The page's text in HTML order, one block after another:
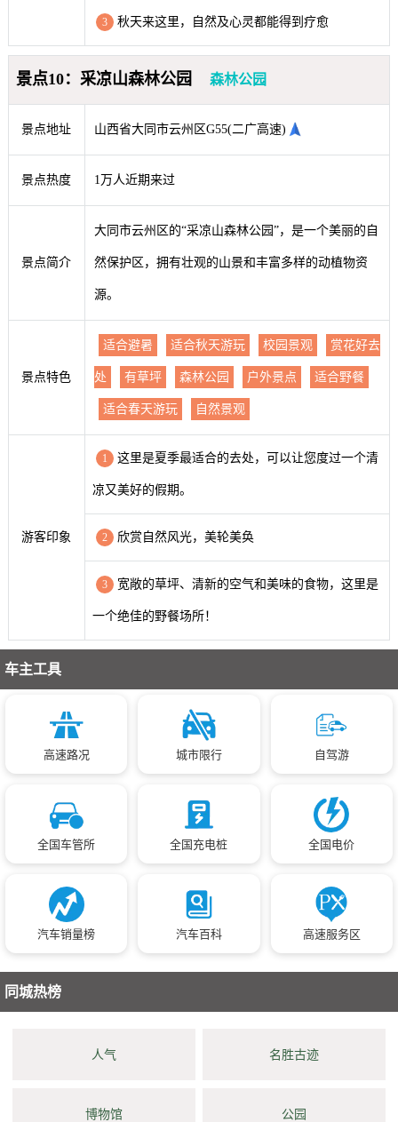
3 秋天来这里，自然及心灵都能得到疗愈
景点10：采凉山森林公园 森林公园
景点地址 山西省大同市云州区G55(二广高速)
景点热度 1万人近期来过
景点简介
大同市云州区的“采凉山森林公园”，是一个美丽的自
然保护区，拥有壮观的山景和丰富多样的动植物资
源。
景点特色
适合避暑 适合秋天游玩 校园景观 赏花好去
处 有草坪 森林公园 户外景点 适合野餐
适合春天游玩 自然景观
游客印象
1 这里是夏季最适合的去处，可以让您度过一个清
凉又美好的假期。
2 欣赏自然风光，美轮美奂
3 宽敞的草坪、清新的空气和美味的食物，这里是
一个绝佳的野餐场所！
车主工具
高速路况 城市限行 自驾游
全国车管所 全国充电桩 全国电价
汽车销量榜 汽车百科 高速服务区
同城热榜
人气 名胜古迹
博物馆 公园